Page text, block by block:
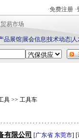
·免费注册 ·
易市场
品展馆| 展会信息 技术动态|
具 >> 工具车
有限公司 [广东省 东莞市] [